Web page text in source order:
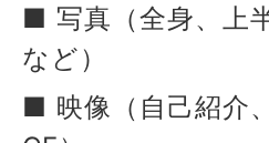
■ 写真（全身、上
など）
■ 映像（自己紹介